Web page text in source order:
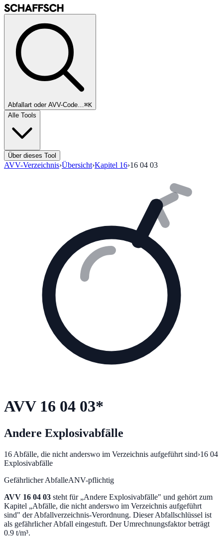
Abfallart oder AVV-Code…⌘K
Alle Tools
Über dieses Tool
AVV-Verzeichnis›Übersicht›Kapitel 16›16 04 03
AVV 16 04 03*
Andere Explosivabfälle
16 Abfälle, die nicht anderswo im Verzeichnis aufgeführt sind›16 04
Explosivabfälle
Gefährlicher AbfalleANV-pflichtig
AVV 16 04 03 steht für „Andere Explosivabfälle" und gehört zum
Kapitel „Abfälle, die nicht anderswo im Verzeichnis aufgeführt
sind" der Abfallverzeichnis-Verordnung. Dieser Abfallschlüssel ist
als gefährlicher Abfall eingestuft. Der Umrechnungsfaktor beträgt
0.9 t/m³.